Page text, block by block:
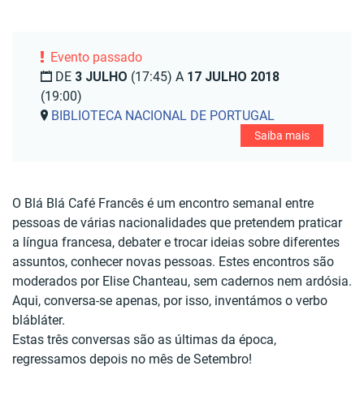
Evento passado
DE 3 JULHO (17:45) A 17 JULHO 2018
(19:00)
BIBLIOTECA NACIONAL DE PORTUGAL
Saiba mais
O Blá Blá Café Francês é um encontro semanal entre
pessoas de várias nacionalidades que pretendem praticar
a língua francesa, debater e trocar ideias sobre diferentes
assuntos, conhecer novas pessoas. Estes encontros são
moderados por Elise Chanteau, sem cadernos nem ardósia.
Aqui, conversa-se apenas, por isso, inventámos o verbo
blábláter.
Estas três conversas são as últimas da época,
regressamos depois no mês de Setembro!